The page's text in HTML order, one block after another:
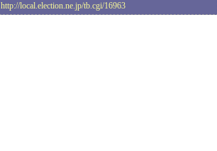
http://local.election.ne.jp/tb.cgi/16963